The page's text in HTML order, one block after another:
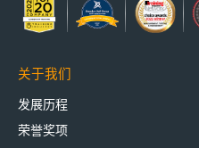
关于我们
发展历程
荣誉奖项